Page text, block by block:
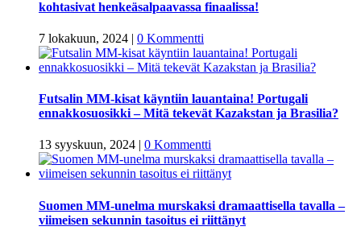
kohtasivat henkeäsalpaavassa finaalissa!
7 lokakuun, 2024 | 0 Kommentti
Futsalin MM-kisat käyntiin lauantaina! Portugali
ennakkosuosikki – Mitä tekevät Kazakstan ja Brasilia?
13 syyskuun, 2024 | 0 Kommentti
Suomen MM-unelma murskaksi dramaattisella tavalla –
viimeisen sekunnin tasoitus ei riittänyt